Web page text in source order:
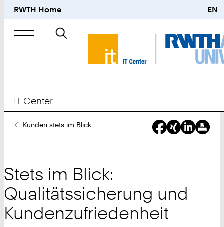
RWTH Home EN
Suche
nach
IT Center
SieKunden stets im Blick
Stets im Blick:
Qualitätssicherung und
Kundenzufriedenheit